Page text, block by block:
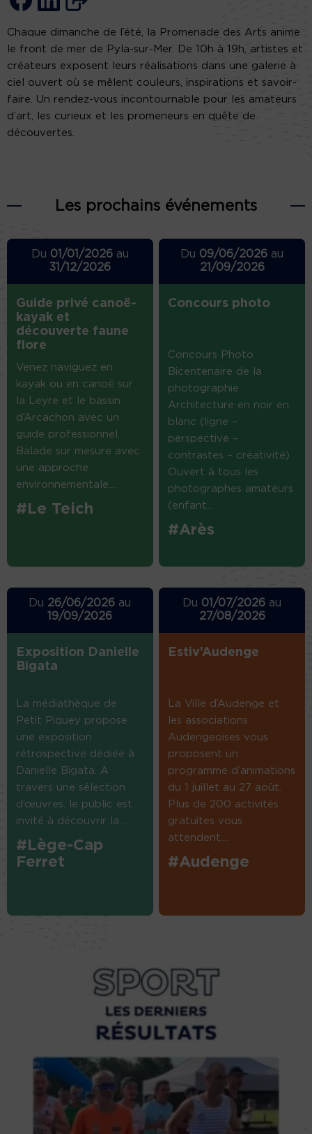
Chaque dimanche de l’été, la Promenade des Arts anime
le front de mer de Pyla-sur-Mer. De 10h à 19h, artistes et
créateurs exposent leurs réalisations dans une galerie à
ciel ouvert où se mêlent couleurs, inspirations et savoir-
faire. Un rendez-vous incontournable pour les amateurs
d’art, les curieux et les promeneurs en quête de
découvertes.
Les prochains événements
Du 01/01/2026au
31/12/2026
Guide privé canoë-
kayak et
découverte faune
flore
Venez naviguez en
kayak ou en canoë sur
la Leyre et le bassin
d’Arcachon avec un
guide professionnel.
Balade sur mesure avec
une approche
environnementale....
#Le Teich
Du 09/06/2026 au
21/09/2026
Concours photo
Concours Photo
Bicentenaire de la
photographie
Architecture en noir en
blanc (ligne –
perspective –
contrastes – créativité)
Ouvert à tous les
photographes amateurs
(enfant...
#Arès
Du 26/06/2026 au
19/09/2026
Exposition Danielle
Bigata
La médiathèque de
Petit Piquey propose
une exposition
rétrospective dédiée à
Danielle Bigata. A
travers une sélection
d’œuvres, le public est
invité à découvrir la...
#Lège-Cap
Ferret
Du 01/07/2026 au
27/08/2026
Estiv’Audenge
La Ville d’Audenge et
les associations
Audengeoises vous
proposent un
programme d’animations
du 1 juillet au 27 août.
Plus de 200 activités
gratuites vous
attendent....
#Audenge